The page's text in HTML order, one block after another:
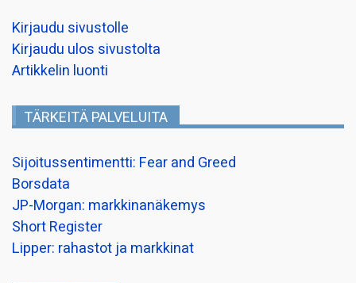
Kirjaudu sivustolle
Kirjaudu ulos sivustolta
Artikkelin luonti
TÄRKEITÄ PALVELUITA
Sijoitussentimentti: Fear and Greed
Borsdata
JP-Morgan: markkinanäkemys
Short Register
Lipper: rahastot ja markkinat